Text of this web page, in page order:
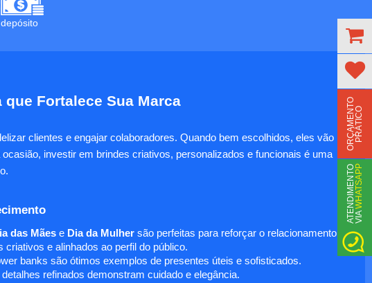
depósito
Fortalece Sua Marca
clientes e engajar colaboradores. Quando bem escolhidos, eles vão
investir em brindes criativos, personalizados e funcionais é uma
das Mães e Dia da Mulher são perfeitas para reforçar o relacionamento
e alinhados ao perfil do público.
banks são ótimos exemplos de presentes úteis e sofisticados.
refinados demonstram cuidado e elegância.
O
R
Ç
A
M
E
N
T
O
P
R
Á
T
I
CO
A
TE
N
D
I
M
E
N
T
O
V
I
AWHATSAPP